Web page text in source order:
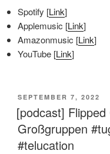
Spotify [Link]
Applemusic [Link]
Amazonmusic [Link]
YouTube [Link]
VERÖFFENTLICHT
AM
SEPTEMBER 7, 2022
[podcast]
Großgruppen
#telucation